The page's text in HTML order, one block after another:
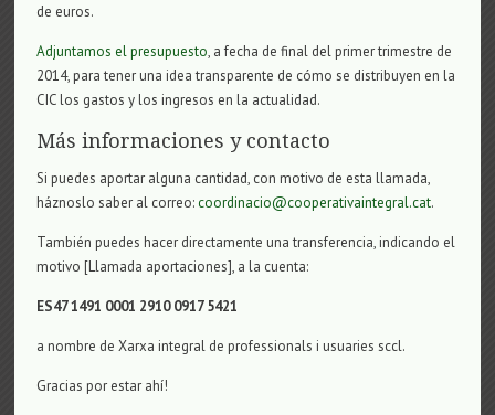
de euros.
Adjuntamos el presupuesto, a fecha de final del primer trimestre de
2014, para tener una idea transparente de cómo se distribuyen en la
CIC los gastos y los ingresos en la actualidad.
Más informaciones y contacto
Si puedes aportar alguna cantidad, con motivo de esta llamada,
háznoslo saber al correo:coordinacio@cooperativaintegral.cat.
También puedes hacer directamente una transferencia, indicando el
motivo [Llamada aportaciones], a la cuenta:
ES47 1491 0001 2910 0917 5421
a nombre de Xarxa integral de professionals i usuaries sccl.
Gracias por estar ahí!